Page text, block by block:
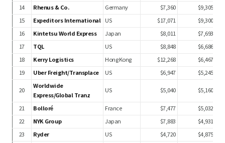
14
Rhenus & Co. Germany $7,360
$9,305
15
Expeditors International US $17,071
$9,300
16
Kintetsu World Express Japan $8,011
$7,693
17
TQL US $8,848
$6,686
18
Kerry Logistics Hong Kong $12,268
$6,467
19
Uber Freight/Transplace US $6,947 $5,245
20
Worldwide
Express/Global Tranz
US $5,040 $5,160
21 Bolloré France $7,477
$5,032
22
NYK Group Japan $7,883
$4,931
23
Ryder US $4,720
$4,875